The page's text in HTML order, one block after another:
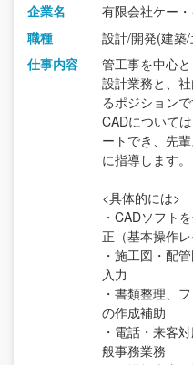
企業名
有限会社ケー
職種
設計/開発(建築
仕事内容
管工事を中心
設計業務と、
るポジションで
CADについて
ートでき、先
に指導します。
<具体的には>
・CADソフト
正（基本操作レ
・施工図・配
入力
・書類整理、
の作成補助
・電話・来客
般事務業務